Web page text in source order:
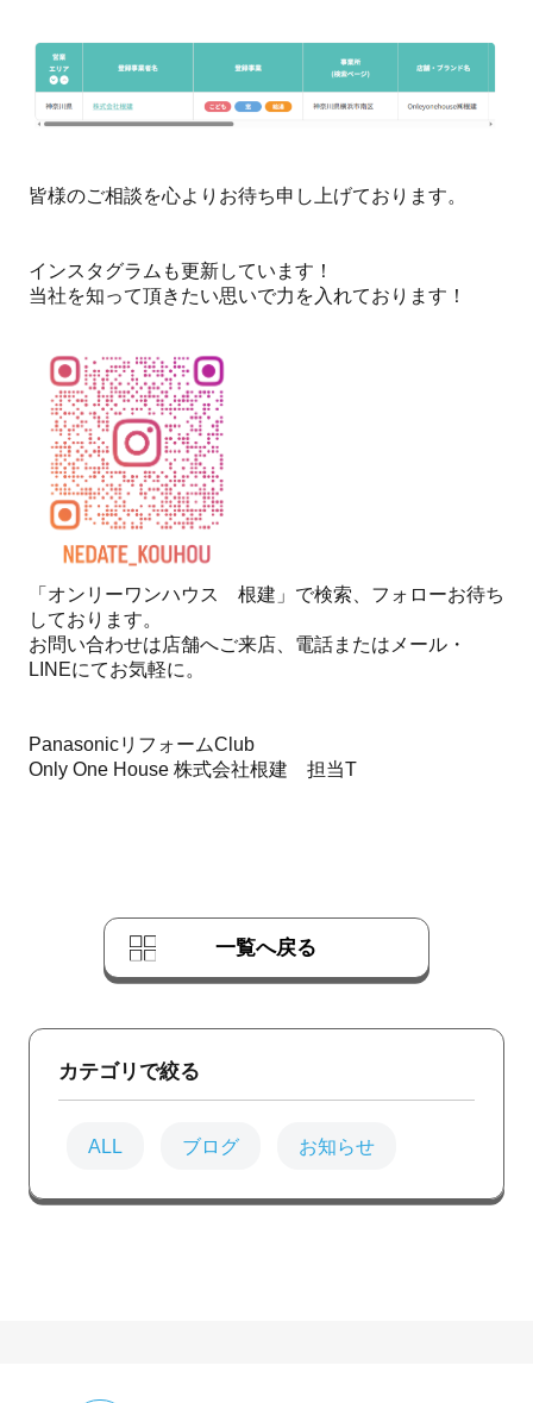
皆様のご相談を心よりお待ち申し上げております。
インスタグラムも更新しています！
当社を知って頂きたい思いで力を入れております！
「オンリーワンハウス 根建」で検索、フォローお待ち
しております。
お問い合わせは店舗へご来店、電話またはメール・
LINEにてお気軽に。
PanasonicリフォームClub
Only One House 株式会社根建 担当T
一覧へ戻る
カテゴリで絞る
ALL ブログ お知らせ